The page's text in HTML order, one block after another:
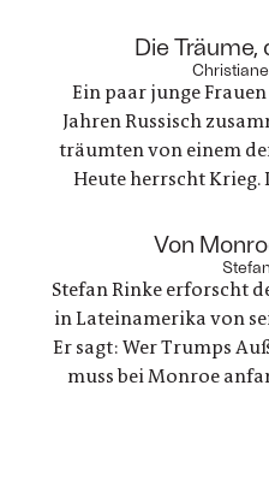
anderes heraus. Es
große Frage nach
Die
Ein paar junge
Jahren Russisch
träumten von einem
Heute herrscht
gerade als eine der
Trauer und
russischen
Von
Stefan Rinke erforscht
in Lateinamerika von
Er sagt: Wer Trumps
muss bei Monroe